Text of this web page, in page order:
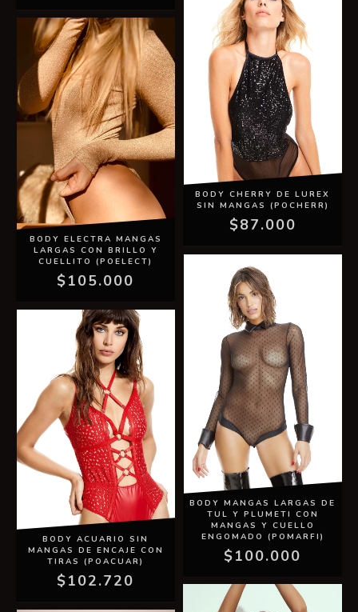
BODY ELECTRA MANGAS
LARGAS CON BRILLO Y
CUELLITO (POELECT)
$105.000
BODY CHERRY DE LUREX
SIN MANGAS (POCHERR)
$87.000
BODY ACUARIO SIN
MANGAS DE ENCAJE CON
TIRAS (POACUAR)
$102.720
BODY MANGAS LARGAS DE
TUL Y PLUMETI CON
MANGAS Y CUELLO
ENGOMADO (POMARFI)
$100.000